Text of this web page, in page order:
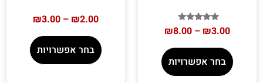
דורג
5.00₪3.00
–
₪8.00
בחר אפשרויות
₪2.00
–
₪3.00
בחר אפשרויות